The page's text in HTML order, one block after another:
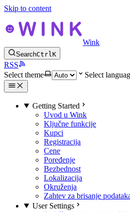
Skip to content
Wink
SearchCtrlK
RSS
Select theme
Select
Getting Started
Uvod u Wink
Ključne funkcije
Kupci
Registracija
Cene
Poređenje
Bezbednost
Lokalizacija
Okruženja
Zahtev za brisanje
User Settings